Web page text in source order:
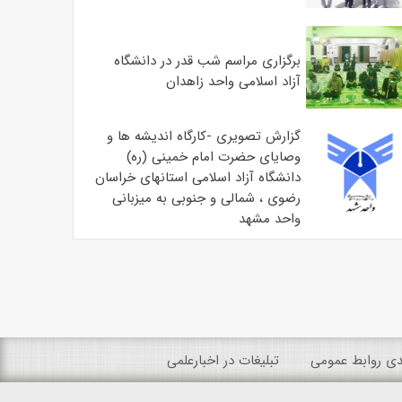
برگزاری مراسم شب قدر در دانشگاه
آزاد اسلامی واحد زاهدان
گزارش تصویری -کارگاه اندیشه ها و
وصایای حضرت امام خمینی (ره)
دانشگاه آزاد اسلامی استانهای خراسان
رضوی ، شمالی و جنوبی به میزبانی
واحد مشهد
روابط عمومی تبلیغات در اخبارعلمی